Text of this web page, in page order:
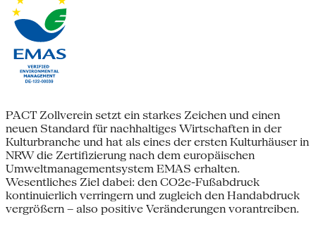
PACT Zollverein setzt ein starkes Zeichen und einen
neuen Standard für nachhaltiges Wirtschaften in der
Kulturbranche und hat als eines der ersten Kulturhäuser in
NRW die Zertifizierung nach dem europäischen
Umweltmanagementsystem EMAS erhalten.
Wesentliches Ziel dabei: den CO2e-Fußabdruck
kontinuierlich verringern und zugleich den Handabdruck
vergrößern – also positive Veränderungen vorantreiben.